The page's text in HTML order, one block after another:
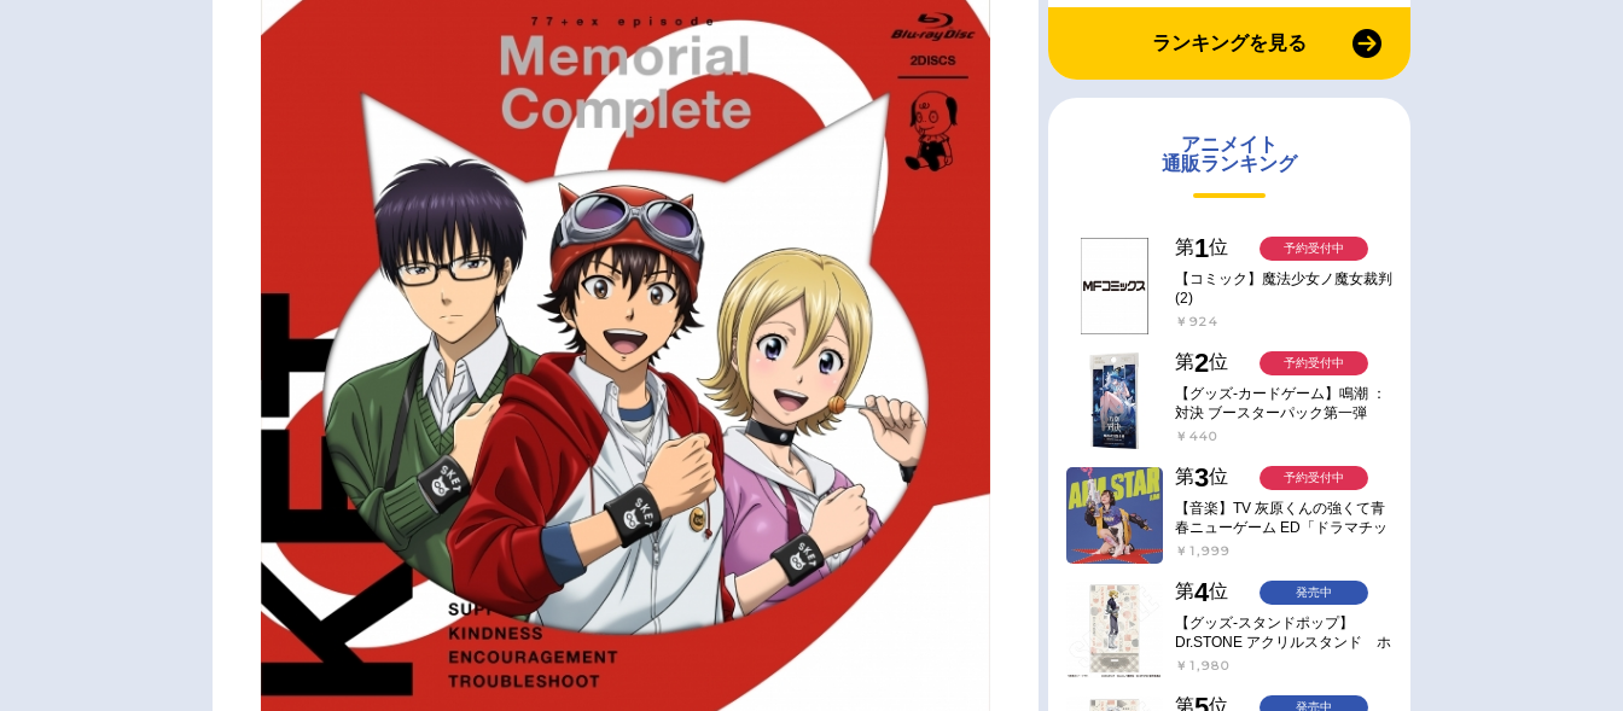
ロ：沢城みゆきブライアン・ロスコー：大川透ゾフ
ィ：根谷美智子スタッフ原作：桜庭一樹（角川書店／
角川文庫刊）キャラクター原案：武田日向監督：難波
日登志シリーズ構成：岡田麿里キャラクターデザイ
ン：川元利浩・富岡隆司総作画監督：富岡隆司デザイ
ンワークス：竹内志保美術監督：近藤由美子色彩設
計：岩沢れい子ビジュアルコーディネーター：京田知
己撮影監督：古本真由子編集：定松剛音響監督：原口
昇音響効果：倉橋静男音楽：中川幸太郎音楽制作：日
本コロムビアアニメーション制作：ボンズ製作：ＧＯ
ＳＩＣＫ製作委員会主題歌OP：「DestinHistoire」yos
hiki＊lisaED1：「Resuscita...
ランキングを見る
アニメイト
通販ランキング
第1位
【コミック】魔法少女ノ魔女裁判
(2)
￥924
予約受付中
第2位
【グッズ-カードゲーム】鳴潮 ：
対決 ブースターパック第一弾
【ポイント2倍】
￥440
予約受付中
第3位
【音楽】TV 灰原くんの強くて青
春ニューゲーム ED「ドラマチッ
ク逃避行」収録シングル AIM
￥1,999
予約受付中
第4位
【グッズ-スタンドポップ】
Dr.STONE アクリルスタンド ホ
ワイマンといっしょver. スタン
￥1,980
発売中
第 位 発売中